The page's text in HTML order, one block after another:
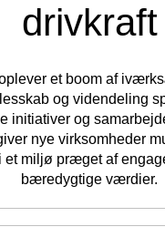
drivkraft
et boom af
og videndeling
initiativer og
nye virksomheder
et miljø præget af
bæredygtige værdier.